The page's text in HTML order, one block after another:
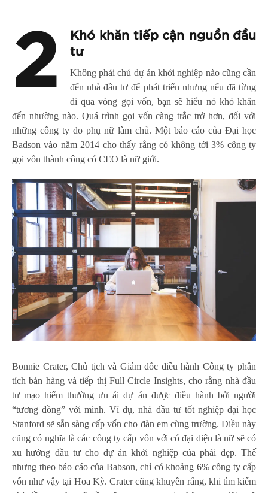
2
Khó khăn tiếp cận nguồn đầu
tư
Không phải chủ dự án khởi nghiệp nào cũng cần
đến nhà đầu tư để phát triển nhưng nếu đã từng
đi qua vòng gọi vốn, bạn sẽ hiểu nó khó khăn
đến nhường nào. Quá trình gọi vốn càng trắc trở hơn, đối với
những công ty do phụ nữ làm chủ. Một báo cáo của Đại học
Badson vào năm 2014 cho thấy rằng có không tới 3% công ty
gọi vốn thành công có CEO là nữ giới.
Bonnie Crater, Chủ tịch và Giám đốc điều hành Công ty phân
tích bán hàng và tiếp thị Full Circle Insights, cho rằng nhà đầu
tư mạo hiểm thường ưu ái dự án được điều hành bởi người
“tương đồng” với mình. Ví dụ, nhà đầu tư tốt nghiệp đại học
Stanford sẽ sẵn sàng cấp vốn cho đàn em cùng trường. Điều này
cũng có nghĩa là các công ty cấp vốn với có đại diện là nữ sẽ có
xu hướng đầu tư cho dự án khởi nghiệp của phái đẹp. Thế
nhưng theo báo cáo của Babson, chỉ có khoảng 6% công ty cấp
vốn như vậy tại Hoa Kỳ. Crater cũng khuyên rằng, khi tìm kiếm